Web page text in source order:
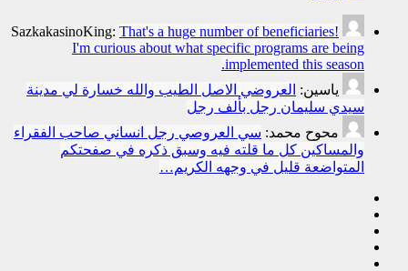
SazkakasinoKing: That's a huge number of beneficiaries!
I'm curious about what specific programs are being
implemented this season.
ياسين: العروضي الاصل الطيب والله خسارة لي مدينة
سيدي سليمان رجل بألف رجل
محوح محمد: سي العروصي رجل انساني صاحب الفقراء
والمساكين كل ما قلته فيه وسبق ذكره في صفحتكم
المتواضعة قليل في وجهه الكريم…